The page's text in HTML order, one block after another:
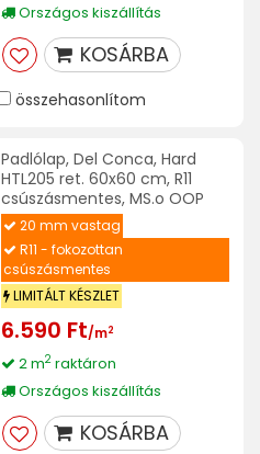
Országos kiszállítás
KOSÁRBA
összehasonlítom
Padlólap, Del Conca, Hard
HTL205 ret. 60x60 cm, R11
csúszásmentes, MS.o OOP
20 mm vastag
R11 - fokozottan
csúszásmentes
LIMITÁLT KÉSZLET
6.590 Ft/m2
2 m2raktáron
Országos kiszállítás
KOSÁRBA